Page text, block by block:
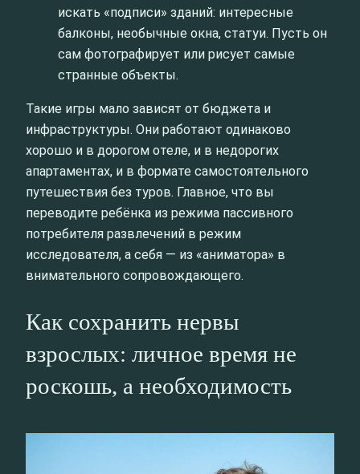
искать «подписи» зданий: интересные
балконы, необычные окна, статуи. Пусть он
сам фотографирует или рисует самые
странные объекты.
Такие игры мало зависят от бюджета и
инфраструктуры. Они работают одинаково
хорошо и в дорогом отеле, и в недорогих
апартаментах, и в формате самостоятельного
путешествия без туров. Главное, что вы
переводите ребёнка из режима пассивного
потребителя развлечений в режим
исследователя, а себя — из «аниматора» в
внимательного сопровождающего.
Как сохранить нервы
взрослых: личное время не
роскошь, а необходимость